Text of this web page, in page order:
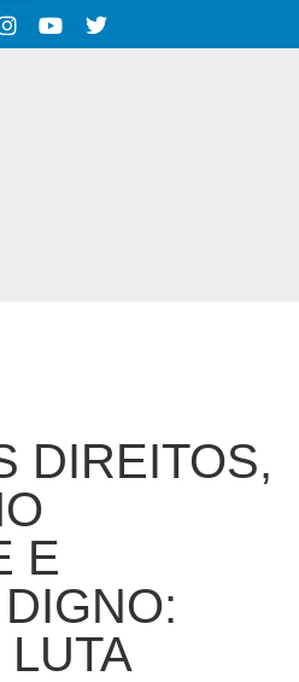
DIREITOS,
E